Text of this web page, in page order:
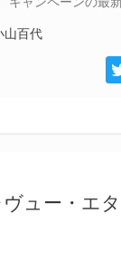
山百代
ュー・エ